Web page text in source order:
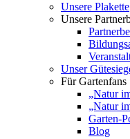
Unsere Plakette
Unsere
Unser
Für Gartenfans
„Natur
„Natur
Garten-
Blog